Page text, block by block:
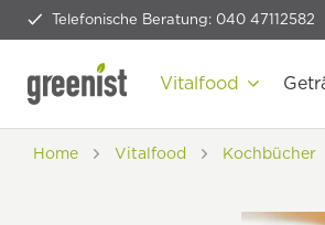
Telefonische Beratung: 040 47112582
Vitalfood
Home Vitalfood Kochbücher